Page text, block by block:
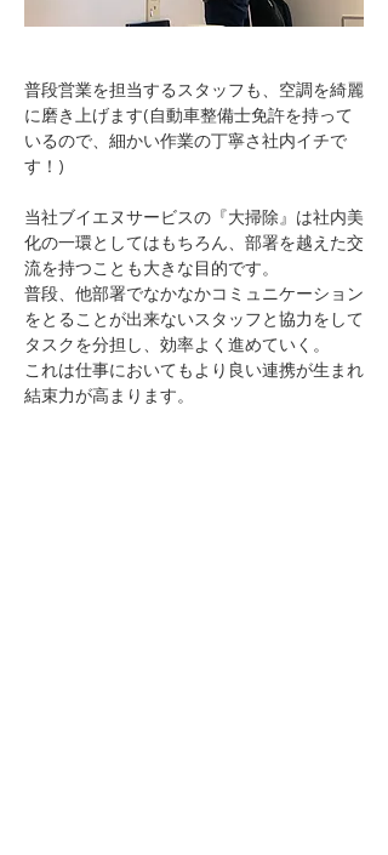
普段営業を担当するスタッフも、空調を綺麗
に磨き上げます(自動車整備士免許を持って
いるので、細かい作業の丁寧さ社内イチで
す！)
当社ブイエヌサービスの『大掃除』は社内美
化の一環としてはもちろん、部署を越えた交
流を持つことも大きな目的です。
普段、他部署でなかなかコミュニケーション
をとることが出来ないスタッフと協力をして
タスクを分担し、効率よく進めていく。
これは仕事においてもより良い連携が生まれ
結束力が高まります。